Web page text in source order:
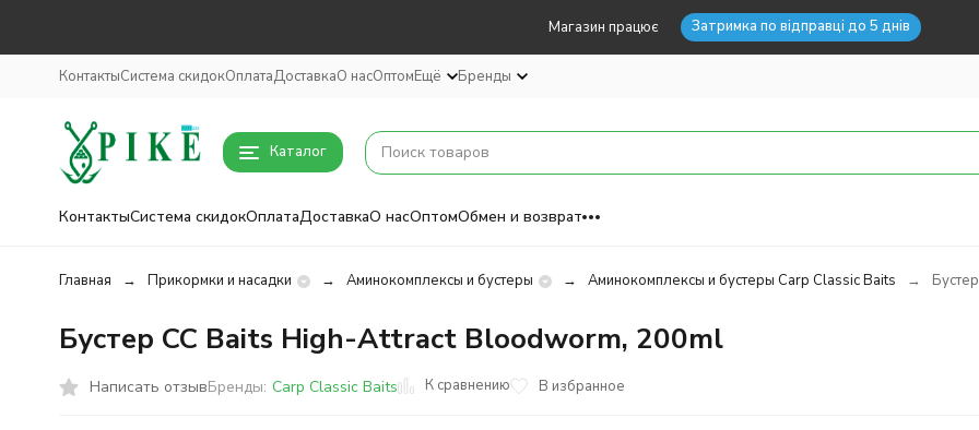
Магазин працює Затримка по відправці до 5 днів
КонтактыСистема скидокОплатаДоставкаО насОптомЕщё Бренды
Каталог
КонтактыСистема скидокОплатаДоставкаО насОптомОбмен и возврат
Главная Прикормки и насадки Аминокомплексы и бустеры Аминокомплексы и бустеры Carp Classic Baits
Бустер CC Baits High-Attract Bloodworm, 200ml
Написать отзывБренды: Carp Classic Baits К сравнению В избранное